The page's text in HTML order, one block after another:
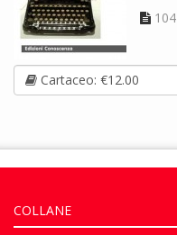
104
Cartaceo: €12.00
COLLANE